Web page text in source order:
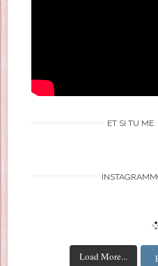
ET SI TU ME
Load More...